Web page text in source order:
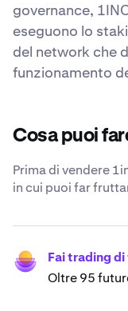
governance,
eseguono lo
del network che
funzionamento
Cosa puoi
Prima di vendere
in cui puoi far
Fai trading
Oltre 95